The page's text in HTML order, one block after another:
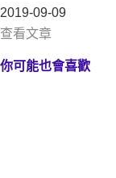
2019-09-09
查看文章
你可能也會喜歡